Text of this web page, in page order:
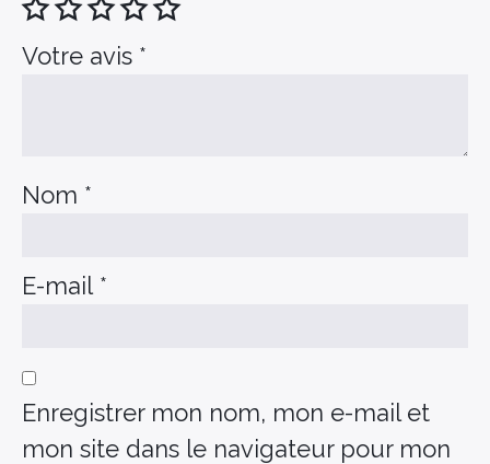
Votre avis *
Nom *
E-mail *
Enregistrer mon nom, mon e-mail et
mon site dans le navigateur pour mon